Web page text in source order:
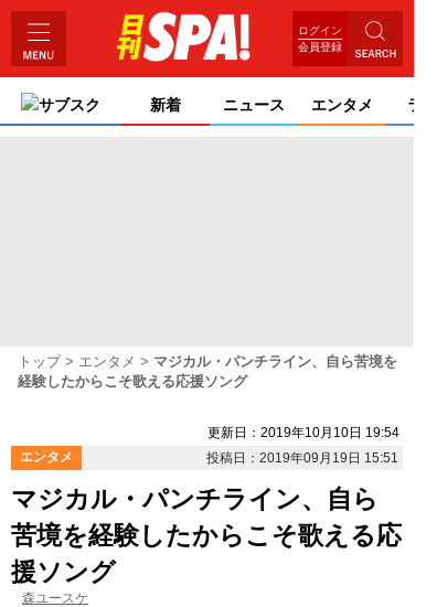
ログイン
会員登録
サブスク 新着 ニュース エンタメ ライ
トップ エンタメ
マジカル・パンチライン、自ら苦境を
経験したからこそ歌える応援ソング
更新日：2019年10月10日 19:54
エンタメ
投稿日：2019年09月19日 15:51
マジカル・パンチライン、自ら
苦境を経験したからこそ歌える応
援ソング
森ユースケ